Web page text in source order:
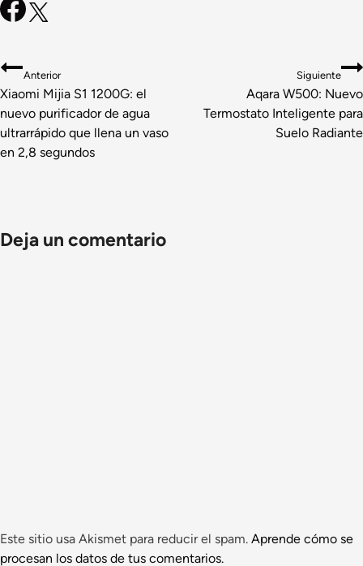
Navegación
de
entradas
Anterior
Xiaomi Mijia S1 1200G: el
nuevo purificador de agua
ultrarrápido que llena un vaso
en 2,8 segundos
Siguiente
Aqara W500: Nuevo
Termostato Inteligente para
Suelo Radiante
Deja un comentario
Este sitio usa Akismet para reducir el spam. Aprende cómo se
procesan los datos de tus comentarios.